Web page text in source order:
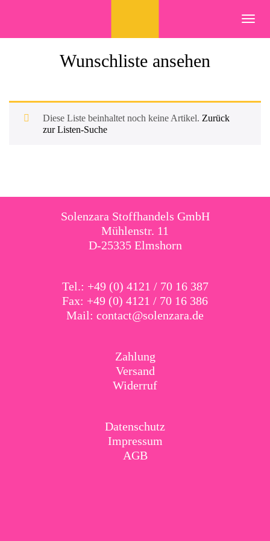
Wunschliste ansehen
Diese Liste beinhaltet noch keine Artikel. Zurück
zur Listen-Suche
Solenzara Stoffhandels GmbH
Mühlenstr. 11
D-25335 Elmshorn
Tel.: +49 (0) 4121 / 70 16 387
Fax: +49 (0) 4121 / 70 16 386
Mail: contact@solenzara.de
Zahlung
Versand
Widerruf
Datenschutz
Impressum
AGB